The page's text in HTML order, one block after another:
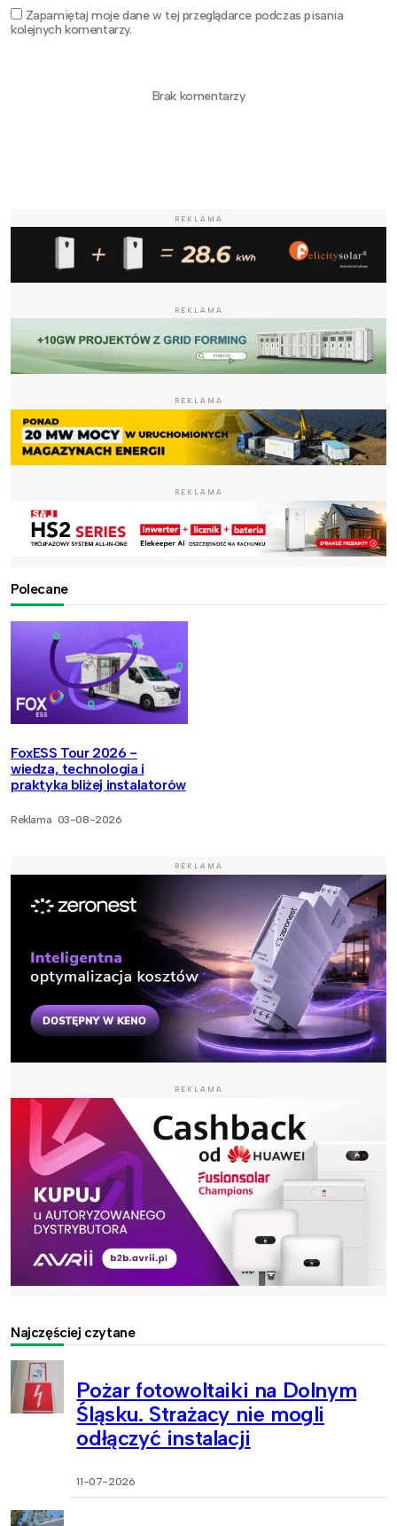
Zapamiętaj moje dane w tej przeglądarce podczas pisania
kolejnych komentarzy.
Brak komentarzy
REKLAMA
REKLAMA
REKLAMA
REKLAMA
Polecane
FoxESS Tour 2026 -
wiedza, technologia i
praktyka bliżej instalatorów
Reklama 03-08-2026
REKLAMA
REKLAMA
Najczęściej czytane
Pożar fotowoltaiki na Dolnym
Śląsku. Strażacy nie mogli
odłączyć instalacji
11-07-2026